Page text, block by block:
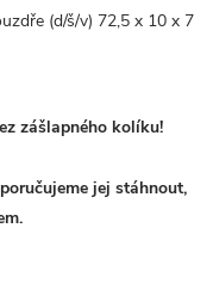
(d/š/v) 72,5 x 10 x 7
zášlapného kolíku!
jej stáhnout,